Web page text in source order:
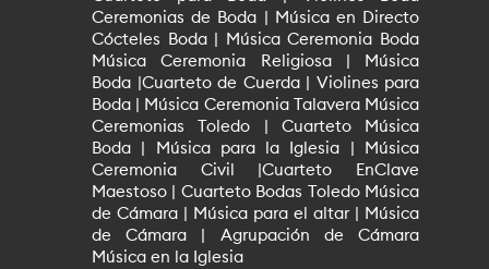
Ceremonias de Boda | Música en Directo
Cócteles Boda | Música Ceremonia Boda
Música Ceremonia Religiosa | Música
Boda |Cuarteto de Cuerda | Violines para
Boda | Música Ceremonia Talavera Música
Ceremonias Toledo | Cuarteto Música
Boda | Música para la Iglesia | Música
Ceremonia Civil |Cuarteto EnClave
Maestoso | Cuarteto Bodas Toledo Música
de Cámara | Música para el altar | Música
de Cámara | Agrupación de Cámara
Música en la Iglesia